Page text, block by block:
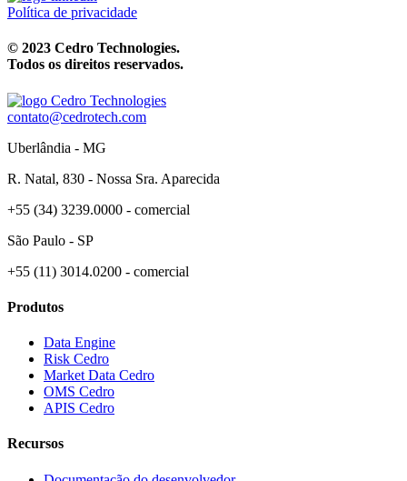
Política de privacidade
© 2023 Cedro Technologies.
Todos os direitos reservados.
contato@cedrotech.com
Uberlândia - MG
R. Natal, 830 - Nossa Sra. Aparecida
+55 (34) 3239.0000 - comercial
São Paulo - SP
+55 (11) 3014.0200 - comercial
Produtos
Data Engine
Risk Cedro
Market Data Cedro
OMS Cedro
APIS Cedro
Recursos